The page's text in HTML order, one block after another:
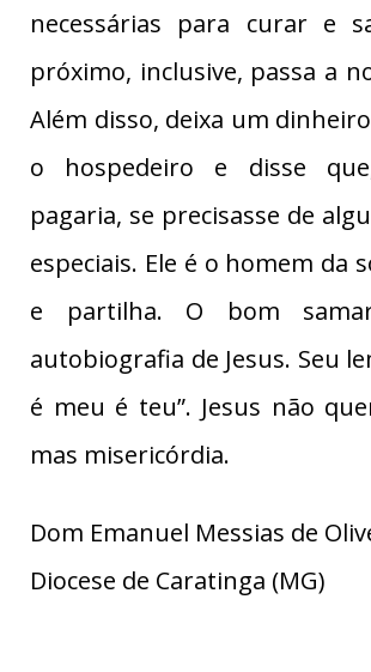
necessárias para curar e
próximo, inclusive, passa a
Além disso, deixa um
o hospedeiro e disse
pagaria, se precisasse de
especiais. Ele é o homem da
e partilha. O bom
autobiografia de Jesus. Seu
é meu é teu”. Jesus não
mas misericórdia.
Dom Emanuel Messias de
Diocese de Caratinga (MG)